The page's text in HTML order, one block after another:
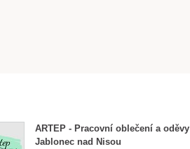
ARTEP - Pracovní oblečení a oděvy
Jablonec nad Nisou